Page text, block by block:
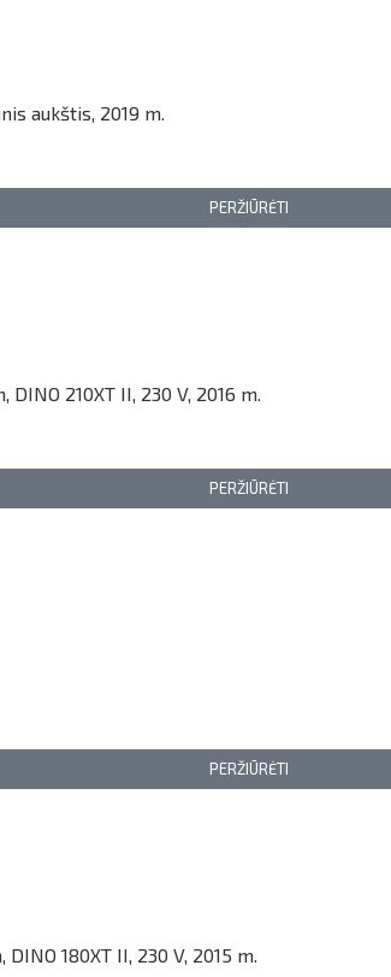
aukštis, 2019 m.
PERŽIŪRĖTI
210XT II, 230 V, 2016 m.
PERŽIŪRĖTI
PERŽIŪRĖTI
180XT II, 230 V, 2015 m.